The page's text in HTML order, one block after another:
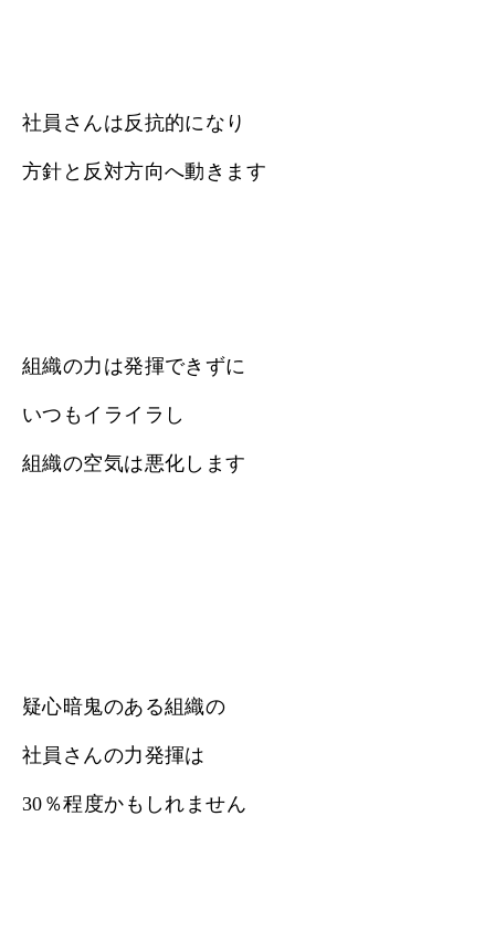
社員さんは反抗的になり
方針と反対方向へ動きます
組織の力は発揮できずに
いつもイライラし
組織の空気は悪化します
疑心暗鬼のある組織の
社員さんの力発揮は
30％程度かもしれません